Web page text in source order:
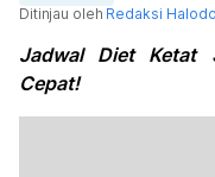
Ditinjau oleh Redaksi
Jadwal Diet Ketat
Cepat!